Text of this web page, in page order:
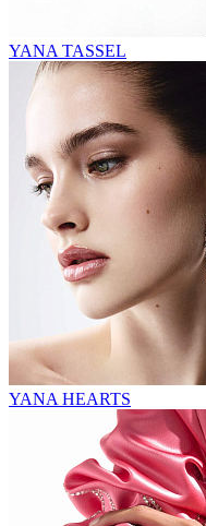
YANA TASSEL
YANA HEARTS